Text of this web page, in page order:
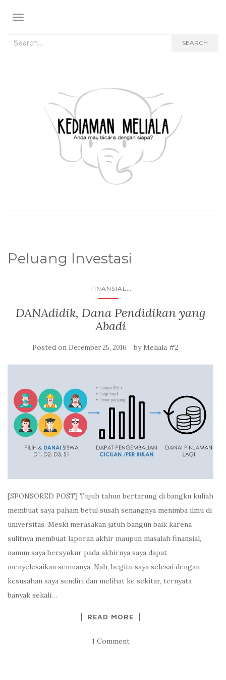
TOGGLE NAVIGATION
Search for: SEARCH
Peluang Investasi
FINANSIAL...
DANAdidik, Dana Pendidikan yang
Abadi
Posted on December 25, 2016 byMeliala #2
[SPONSORED POST] Tujuh tahun bertarung di bangku kuliah
membuat saya paham betul susah senangnya menimba ilmu di
universitas. Meski merasakan jatuh bangun baik karena
sulitnya membuat laporan akhir maupun masalah finansial,
namun saya bersyukur pada akhirnya saya dapat
menyelesaikan semuanya. Nah, begitu saya selesai dengan
kesusahan saya sendiri dan melihat ke sekitar, ternyata
banyak sekali…
READ MORE
1 Comment